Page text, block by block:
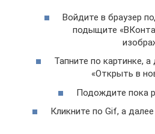
Войдите в браузер
подыщите
Тапните по картинке,
«Открыть в
Подождите пока
Кликните по Gif, а